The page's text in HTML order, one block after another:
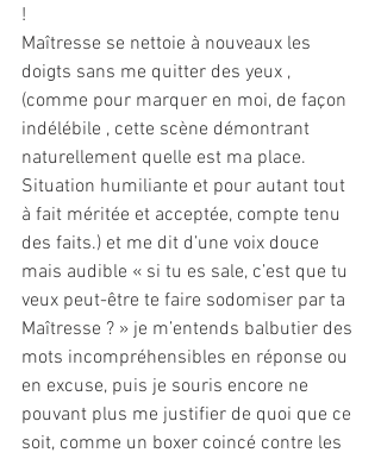
!
Maîtresse se nettoie à nouveaux les
doigts sans me quitter des yeux ,
(comme pour marquer en moi, de façon
indélébile , cette scène démontrant
naturellement quelle est ma place.
Situation humiliante et pour autant tout
à fait méritée et acceptée, compte tenu
des faits.) et me dit d’une voix douce
mais audible « si tu es sale, c’est que tu
veux peut-être te faire sodomiser par ta
Maîtresse ? » je m’entends balbutier des
mots incompréhensibles en réponse ou
en excuse, puis je souris encore ne
pouvant plus me justifier de quoi que ce
soit, comme un boxer coincé contre les